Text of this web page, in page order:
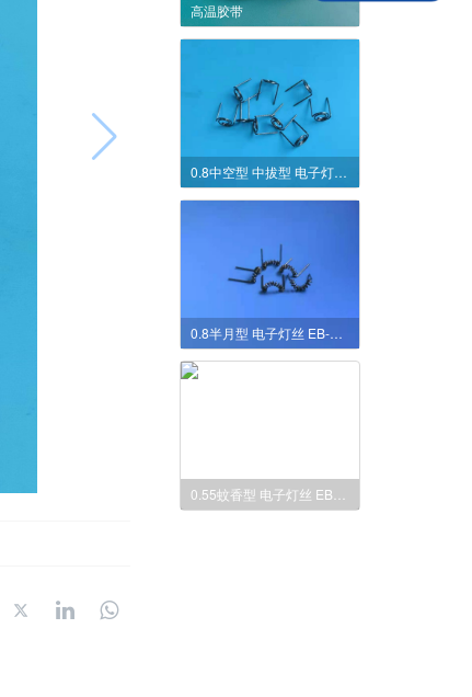
高温胶带
0.8中空型 中拔型 电子灯丝 801247683 EB-GUN FILAMENT
0.8半月型 电子灯丝 EB-GUN FILAMENT